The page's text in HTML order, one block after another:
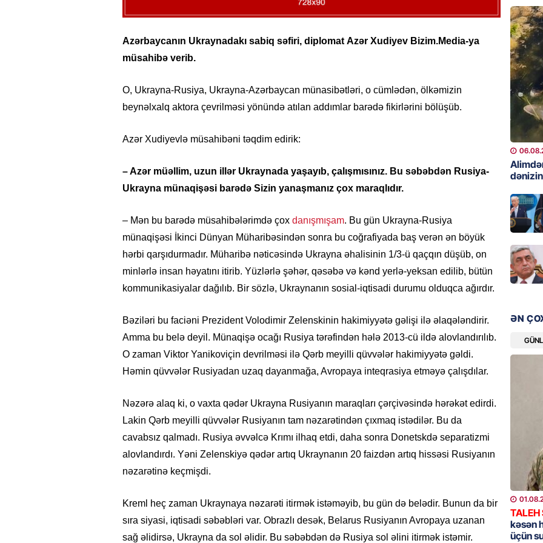
Azərbaycanın Ukraynadakı sabiq səfiri, diplomat Azər Xudiyev Bizim.Media-ya
müsahibə verib.
O, Ukrayna-Rusiya, Ukrayna-Azərbaycan münasibətləri, o cümlədən, ölkəmizin
beynəlxalq aktora çevrilməsi yönündə atılan addımlar barədə fikirlərini bölüşüb.
Azər Xudiyevlə müsahibəni təqdim edirik:
– Azər müəllim, uzun illər Ukraynada yaşayıb, çalışmısınız. Bu səbəbdən Rusiya-
Ukrayna münaqişəsi barədə Sizin yanaşmanız çox maraqlıdır.
– Mən bu barədə müsahibələrimdə çox danışmışam. Bu gün Ukrayna-Rusiya
münaqişəsi İkinci Dünyan Müharibəsindən sonra bu coğrafiyada baş verən ən böyük
hərbi qarşıdurmadır. Müharibə nəticəsində Ukrayna əhalisinin 1/3-ü qaçqın düşüb, on
minlərlə insan həyatını itirib. Yüzlərlə şəhər, qəsəbə və kənd yerlə-yeksan edilib, bütün
kommunikasiyalar dağılıb. Bir sözlə, Ukraynanın sosial-iqtisadi durumu olduqca ağırdır.
Bəziləri bu faciəni Prezident Volodimir Zelenskinin hakimiyyətə gəlişi ilə əlaqələndirir.
Amma bu belə deyil. Münaqişə ocağı Rusiya tərəfindən hələ 2013-cü ildə alovlandırılıb.
O zaman Viktor Yanikoviçin devrilməsi ilə Qərb meyilli qüvvələr hakimiyyətə gəldi.
Həmin qüvvələr Rusiyadan uzaq dayanmağa, Avropaya inteqrasiya etməyə çalışdılar.
Nəzərə alaq ki, o vaxta qədər Ukrayna Rusiyanın maraqları çərçivəsində hərəkət edirdi.
Lakin Qərb meyilli qüvvələr Rusiyanın tam nəzarətindən çıxmaq istədilər. Bu da
cavabsız qalmadı. Rusiya əvvəlcə Krımı ilhaq etdi, daha sonra Donetskdə separatizmi
alovlandırdı. Yəni Zelenskiyə qədər artıq Ukraynanın 20 faizdən artıq hissəsi Rusiyanın
nəzarətinə keçmişdi.
Kreml heç zaman Ukraynaya nəzarəti itirmək istəməyib, bu gün də belədir. Bunun da bir
sıra siyasi, iqtisadi səbəbləri var. Obrazlı desək, Belarus Rusiyanın Avropaya uzanan
sağ əlidirsə, Ukrayna da sol əlidir. Bu səbəbdən də Rusiya sol əlini itirmək istəmir.
GÜNDƏM
etdiyi
DOSYE
GÜNDƏM
David
bağlı
DÜNYA
əl-
YAP
GÜNDƏM
Tramp
ƏN
TALEH
kəsən
üçün